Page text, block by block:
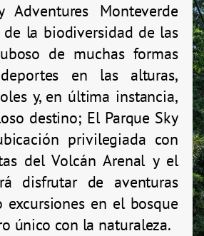
Monteverde
la biodiversidad de las
de muchas formas
en las alturas,
y, en última instancia,
destino; El Parque Sky
privilegiada con
del Volcán Arenal y el
disfrutar de aventuras
en el bosque
único con la naturaleza.